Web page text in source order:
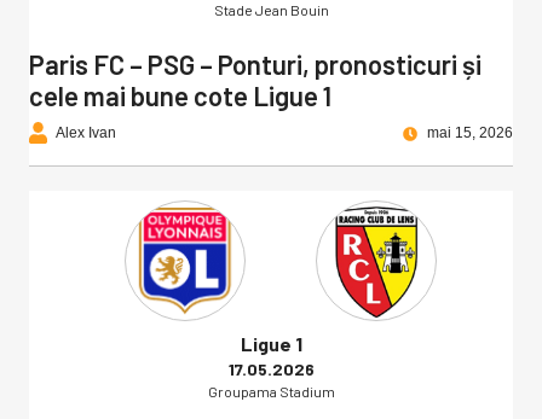
Stade Jean Bouin
Paris FC – PSG – Ponturi, pronosticuri și
cele mai bune cote Ligue 1
Alex Ivan mai 15, 2026
Ligue 1
17.05.2026
Groupama Stadium